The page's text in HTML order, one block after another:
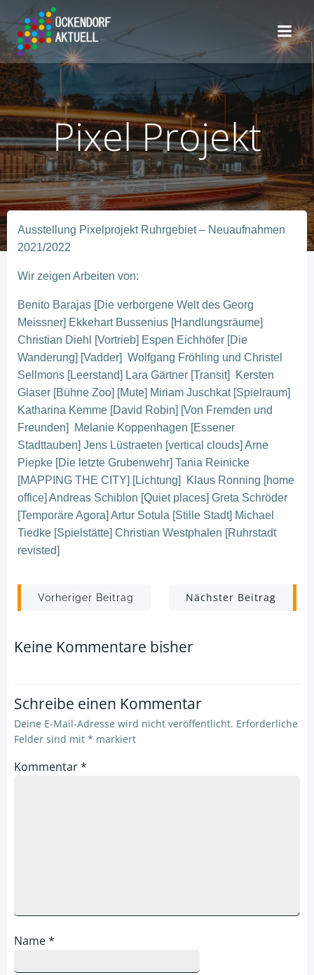
Pixel Projekt
Ausstellung Pixelprojekt Ruhrgebiet – Neuaufnahmen
2021/2022
Wir zeigen Arbeiten von:
Benito Barajas [Die verborgene Welt des Georg
Meissner] Ekkehart Bussenius [Handlungsräume]
Christian Diehl [Vortrieb] Espen Eichhöfer [Die
Wanderung] [Vadder] Wolfgang Fröhling und Christel
Sellmons [Leerstand] Lara Gärtner [Transit] Kersten
Glaser [Bühne Zoo] [Mute] Miriam Juschkat [Spielraum]
Katharina Kemme [David Robin] [Von Fremden und
Freunden] Melanie Koppenhagen [Essener
Stadttauben] Jens Lüstraeten [vertical clouds] Arne
Piepke [Die letzte Grubenwehr] Tania Reinicke
[MAPPING THE CITY] [Lichtung] Klaus Ronning [home
office] Andreas Schiblon [Quiet places] Greta Schröder
[Temporäre Agora] Artur Sotula [Stille Stadt] Michael
Tiedke [Spielstätte] Christian Westphalen [Ruhrstadt
revisted]
Post
navigation
Vorheriger Beitrag
Post
navigation
Nächster Beitrag
Keine Kommentare bisher
Schreibe einen Kommentar
Deine E-Mail-Adresse wird nicht veröffentlicht. Erforderliche
Felder sind mit * markiert
Kommentar*
Name*